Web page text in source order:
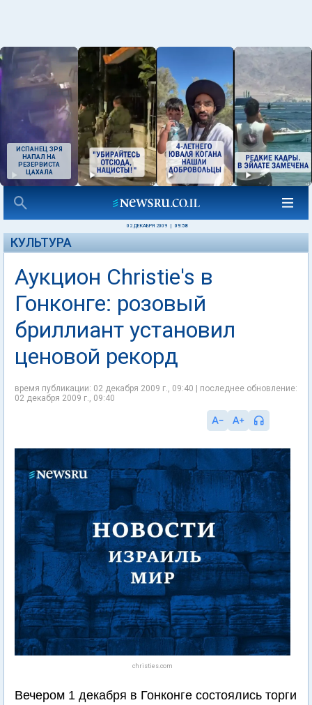
ИСПАНЕЦ ЗРЯ
НАПАЛ НА
РЕЗЕРВИСТА
ЦАХАЛА
02 ДЕКАБРЯ 2009 09:58
КУЛЬТУРА
Аукцион Christie's в
Гонконге: розовый
бриллиант установил
ценовой рекорд
время публикации: 02 декабря 2009 г., 09:40 | последнее обновление:
02 декабря 2009 г., 09:40
christies.com
Вечером 1 декабря в Гонконге состоялись торги